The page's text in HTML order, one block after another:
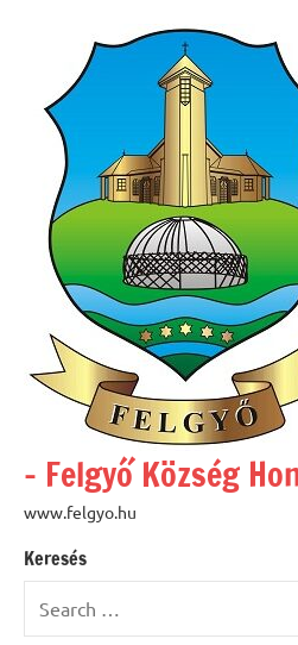
– Felgyő Község
www.felgyo.hu
Keresés
for: